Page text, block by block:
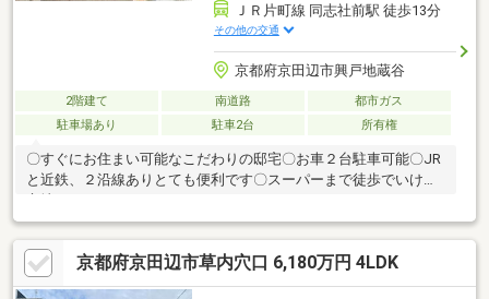
ＪＲ片町線 同志社前駅 徒歩13分
その他の交通
京都府京田辺市興戸地蔵谷
2階建て 南道路
都市ガス
駐車場あり
駐車2台 所有権
〇すぐにお住まい可能なこだわりの邸宅〇お車２台駐車可能〇JR
と近鉄、２沿線ありとても便利です〇スーパーまで徒歩でいける
京都府京田辺市草内穴口 6,180万円 4LDK